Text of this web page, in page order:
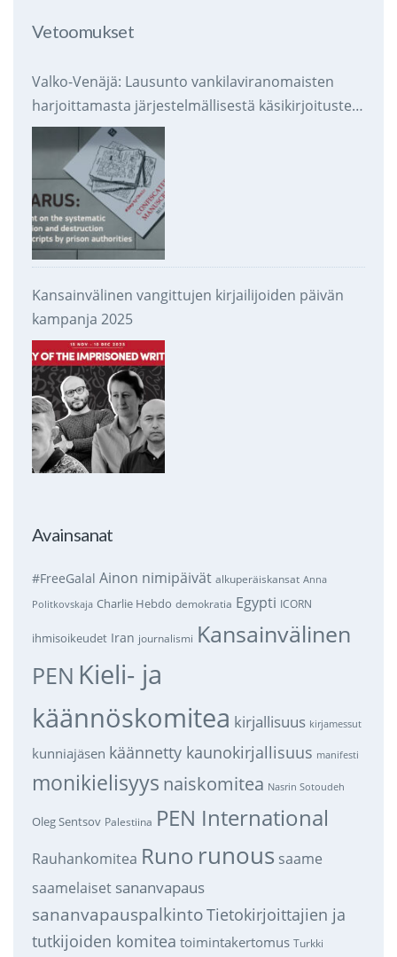
Vetoomukset
Valko-Venäjä: Lausunto vankilaviranomaisten
harjoittamasta järjestelmällisestä käsikirjoitusten
takavarikoinnista ja tuhoamisesta
Kansainvälinen vangittujen kirjailijoiden päivän
kampanja 2025
Avainsanat
#FreeGalal Ainon nimipäivät alkuperäiskansat Anna
Politkovskaja Charlie Hebdo demokratia Egypti ICORN
ihmisoikeudet Iran journalismi Kansainvälinen
PEN Kieli- ja
käännöskomitea kirjallisuus kirjamessut
kunniajäsen käännetty kaunokirjallisuus manifesti
monikielisyys naiskomitea Nasrin Sotoudeh
Oleg Sentsov Palestiina PEN International
Rauhankomitea Runo runous saame
saamelaiset sananvapaus
sananvapauspalkintoTietokirjoittajien ja
tutkijoiden komitea toimintakertomus Turkki